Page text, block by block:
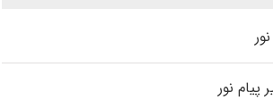
پیام نور